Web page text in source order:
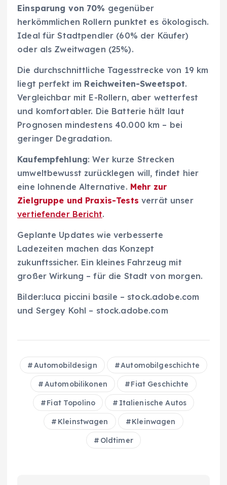
Einsparung von 70% gegenüber
herkömmlichen Rollern punktet es ökologisch.
Ideal für Stadtpendler (60% der Käufer)
oder als Zweitwagen (25%).
Die durchschnittliche Tagesstrecke von 19 km
liegt perfekt im Reichweiten-Sweetspot.
Vergleichbar mit E-Rollern, aber wetterfest
und komfortabler. Die Batterie hält laut
Prognosen mindestens 40.000 km – bei
geringer Degradation.
Kaufempfehlung: Wer kurze Strecken
umweltbewusst zurücklegen will, findet hier
eine lohnende Alternative. Mehr zur
Zielgruppe und Praxis-Tests verrät unser
vertiefender Bericht.
Geplante Updates wie verbesserte
Ladezeiten machen das Konzept
zukunftssicher. Ein kleines Fahrzeug mit
großer Wirkung – für die Stadt von morgen.
Bilder:luca piccini basile – stock.adobe.com
und Sergey Kohl – stock.adobe.com
Automobildesign Automobilgeschichte
Automobilikonen Fiat Geschichte
Fiat Topolino Italienische Autos
Kleinstwagen Kleinwagen
Oldtimer